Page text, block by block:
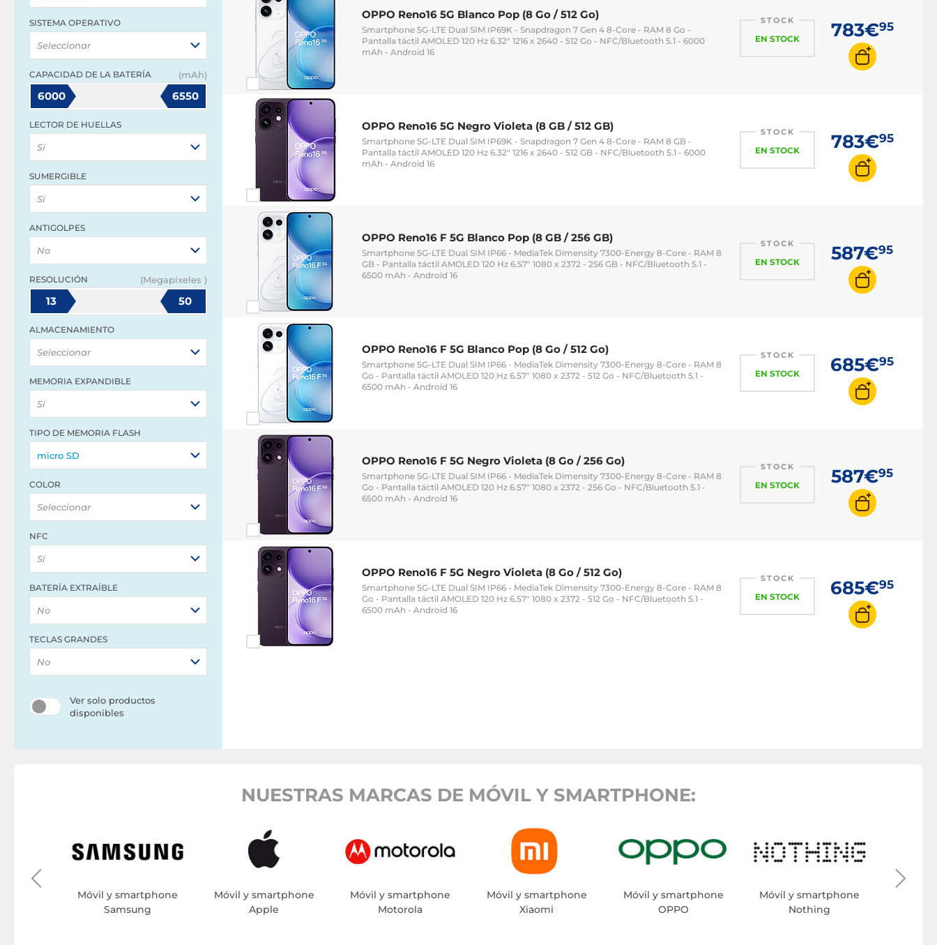
SISTEMA OPERATIVO
Seleccionar
CAPACIDAD DE LA BATERÍA (mAh)
6000 6550
LECTOR DE HUELLAS
Sí
SUMERGIBLE
Sí
ANTIGOLPES
No
RESOLUCIÓN (Megapíxeles )
13 50
ALMACENAMIENTO
Seleccionar
MEMORIA EXPANDIBLE
Sí
TIPO DE MEMORIA FLASH
micro SD
COLOR
Seleccionar
NFC
Sí
BATERÍA EXTRAÍBLE
No
TECLAS GRANDES
No
Ver solo productos
disponibles
OPPO Reno16 5G Blanco Pop (8 Go / 512 Go)
Smartphone 5G-LTE Dual SIM IP69K - Snapdragon 7 Gen 4 8-Core - RAM 8 Go -
Pantalla táctil AMOLED 120 Hz 6.32" 1216 x 2640 - 512 Go - NFC/Bluetooth 5.1 - 6000
mAh - Android 16
STOCK
EN STOCK 783€95
OPPO Reno16 5G Negro Violeta (8 GB / 512 GB)
Smartphone 5G-LTE Dual SIM IP69K - Snapdragon 7 Gen 4 8-Core - RAM 8 GB -
Pantalla táctil AMOLED 120 Hz 6.32" 1216 x 2640 - 512 GB - NFC/Bluetooth 5.1 - 6000
mAh - Android 16
STOCK
EN STOCK 783€95
OPPO Reno16 F 5G Blanco Pop (8 GB / 256 GB)
Smartphone 5G-LTE Dual SIM IP66 - MediaTek Dimensity 7300-Energy 8-Core - RAM 8
GB - Pantalla táctil AMOLED 120 Hz 6.57" 1080 x 2372 - 256 GB - NFC/Bluetooth 5.1 -
6500 mAh - Android 16
STOCK
EN STOCK 587€95
OPPO Reno16 F 5G Blanco Pop (8 Go / 512 Go)
Smartphone 5G-LTE Dual SIM IP66 - MediaTek Dimensity 7300-Energy 8-Core - RAM 8
Go - Pantalla táctil AMOLED 120 Hz 6.57" 1080 x 2372 - 512 Go - NFC/Bluetooth 5.1 -
6500 mAh - Android 16
STOCK
EN STOCK 685€95
OPPO Reno16 F 5G Negro Violeta (8 Go / 256 Go)
Smartphone 5G-LTE Dual SIM IP66 - MediaTek Dimensity 7300-Energy 8-Core - RAM 8
Go - Pantalla táctil AMOLED 120 Hz 6.57" 1080 x 2372 - 256 Go - NFC/Bluetooth 5.1 -
6500 mAh - Android 16
STOCK
EN STOCK 587€95
OPPO Reno16 F 5G Negro Violeta (8 Go / 512 Go)
Smartphone 5G-LTE Dual SIM IP66 - MediaTek Dimensity 7300-Energy 8-Core - RAM 8
Go - Pantalla táctil AMOLED 120 Hz 6.57" 1080 x 2372 - 512 Go - NFC/Bluetooth 5.1 -
6500 mAh - Android 16
STOCK
EN STOCK 685€95
NUESTRAS MARCAS DE MÓVIL Y SMARTPHONE:
Móvil y smartphone
Samsung
Móvil y smartphone
Apple
Móvil y smartphone
Motorola
Móvil y smartphone
Xiaomi
Móvil y smartphone
OPPO
Móvil y smartphone
Nothing